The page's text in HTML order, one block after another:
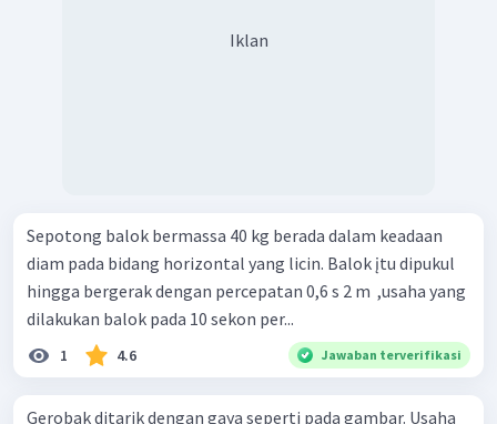
Iklan
Sepotong balok bermassa 40 kg berada dalam keadaan
diam pada bidang horizontal yang licin. Balok įtu dipukul
hingga bergerak dengan percepatan 0,6 s 2 m ​ ,usaha yang
dilakukan balok pada 10 sekon per...
1 4.6 Jawaban terverifikasi
Gerobak ditarik dengan gaya seperti pada gambar. Usaha